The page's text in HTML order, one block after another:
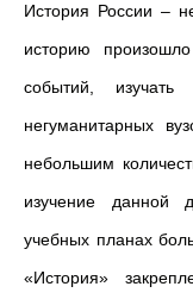
История России –
историю
событий,
негуманитарных
небольшим
изучение данной
учебных планах
«История»